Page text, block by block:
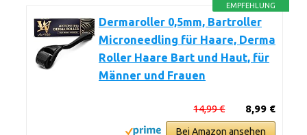
EMPFEHLUNG
Dermaroller 0,5mm, Bartroller
Microneedling für Haare, Derma
Roller Haare Bart und Haut, für
Männer und Frauen
8,99 €
14,99 €
Bei Amazon ansehen